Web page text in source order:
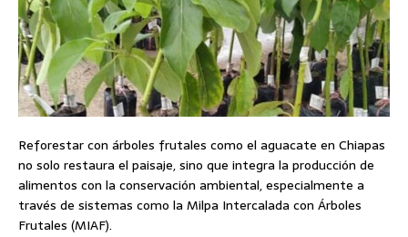
Reforestar con árboles frutales como el aguacate en Chiapas
no solo restaura el paisaje, sino que integra la producción de
alimentos con la conservación ambiental, especialmente a
través de sistemas como la Milpa Intercalada con Árboles
Frutales (MIAF).